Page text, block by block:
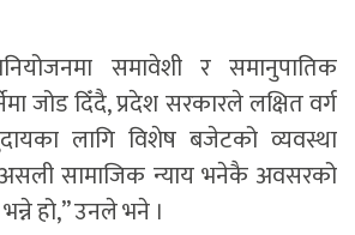
समावेशी र समानुपातिक
जोड दिँदै, प्रदेश सरकारले लक्षित वर्ग
लागि विशेष बजेटको व्यवस्था
सामाजिक न्याय भनेकै अवसरको
हो,” उनले भने ।